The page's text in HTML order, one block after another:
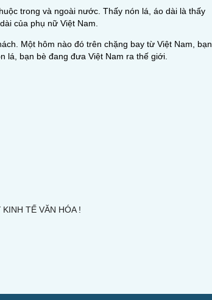
trong và ngoài nước. Thấy nón lá, áo dài là thấy
của phụ nữ Việt Nam.
Một hôm nào đó trên chặng bay từ Việt Nam, bạn
lá, bạn bè đang đưa Việt Nam ra thế giới.
TẾ VĂN HÓA !